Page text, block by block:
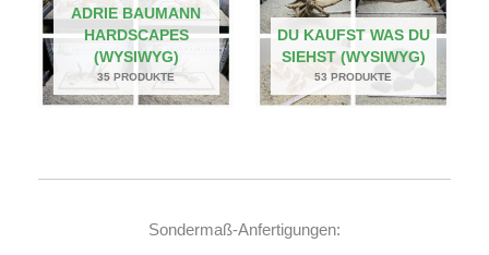
ADRIE BAUMANN
HARDSCAPES
(WYSIWYG)
35 PRODUKTE
DU KAUFST WAS DU
SIEHST (WYSIWYG)
53 PRODUKTE
Sondermaß-Anfertigungen: